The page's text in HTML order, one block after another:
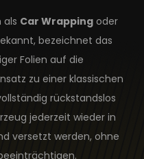
als Car Wrappingoder
bezeichnet das
Folien auf die
zu einer klassischen
rückstandslos
jederzeit wieder in
versetzt werden, ohne